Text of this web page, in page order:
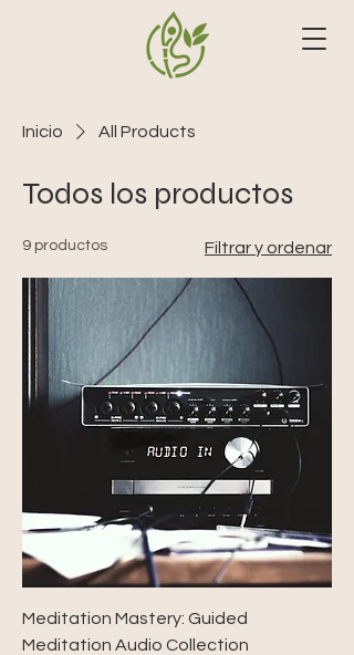
Inicio All Products
Todos los productos
9 productos Filtrar y ordenar
Meditation Mastery: Guided
Meditation Audio Collection